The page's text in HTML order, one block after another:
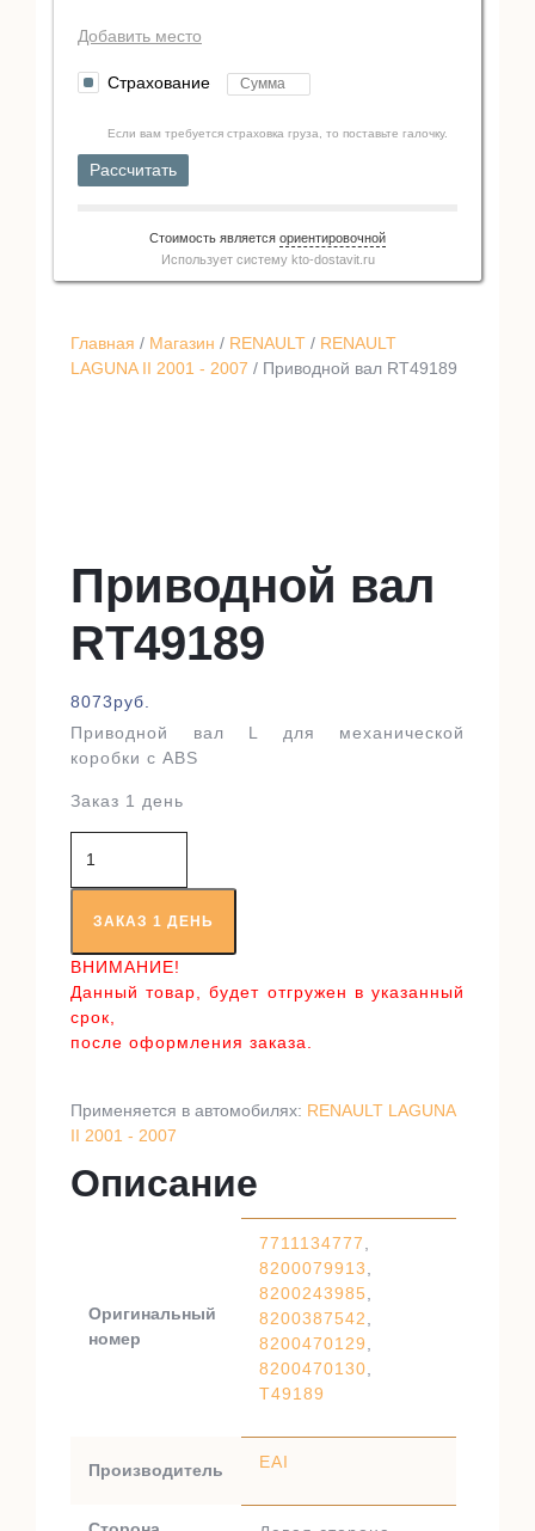
Главная / Магазин / RENAULT / RENAULT
LAGUNA II 2001 - 2007 / Приводной вал RT49189
Приводной вал
RT49189
8073руб.
Приводной вал L для механической
коробки с ABS
Заказ 1 день
товара
Приводной
валЗАКАЗ 1 ДЕНЬ
ВНИМАНИЕ!
Данный товар, будет отгружен в указанный
срок,
после оформления заказа.
Применяется в автомобилях: RENAULT LAGUNA
II 2001 - 2007
Описание
Оригинальный
номер
7711134777
8200079913
8200243985
8200387542
8200470129
8200470130
T49189
Производитель EAI
Добавить место
Страхование
Если вам требуется страховка груза, то поставьте галочку.
Рассчитать
Стоимость является ориентировочной
Использует систему kto-dostavit.ru